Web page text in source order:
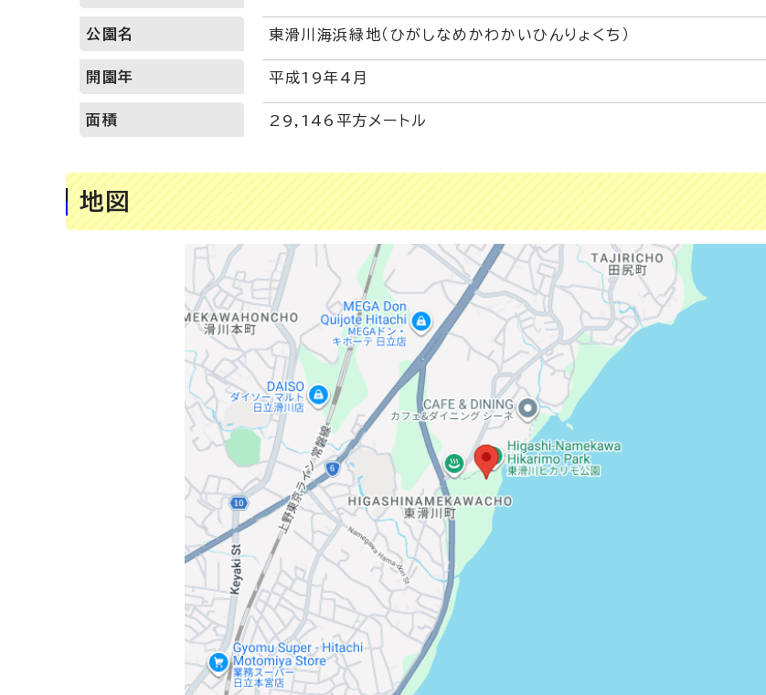
公園名 東滑川海浜緑地（ひがしなめかわかいひんりょくち）
開園年 平成19年4月
面積 29,146平方メートル
地図